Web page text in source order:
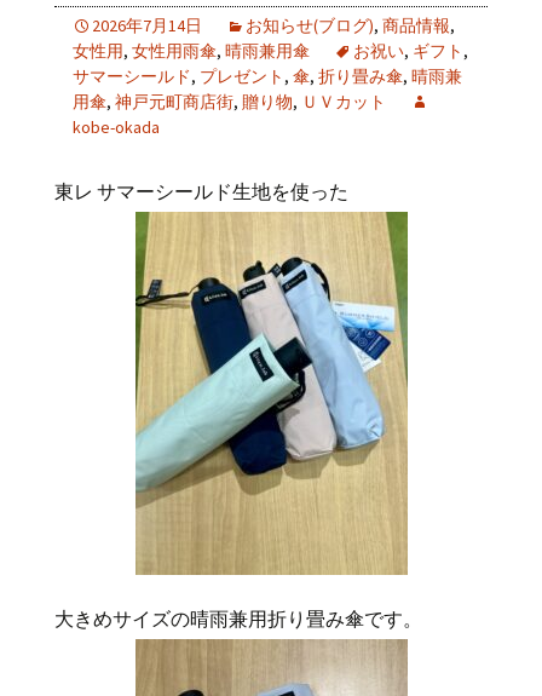
2026年7月14日 お知らせ(ブログ), 商品情報,
女性用, 女性用雨傘, 晴雨兼用傘 お祝い, ギフト ,
サマーシールド, プレゼント , 傘, 折り畳み傘, 晴雨兼
用傘, 神戸元町商店街, 贈り物, ＵＶカット
kobe-okada
東レ サマーシールド生地を使った
大きめサイズの晴雨兼用折り畳み傘です。